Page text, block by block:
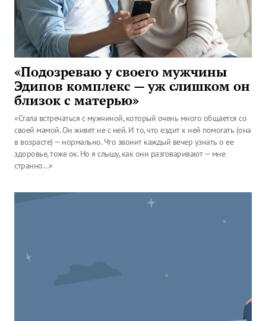
«Подозреваю у своего мужчины
Эдипов комплекс — уж слишком он
близок с матерью»
«Стала встречаться с мужчиной, который очень много общается со
своей мамой. Он живет не с ней. И то, что ездит к ней помогать (она
в возрасте) — нормально. Что звонит каждый вечер узнать о ее
здоровье, тоже ок. Но я слышу, как они разговаривают — мне
странно…»